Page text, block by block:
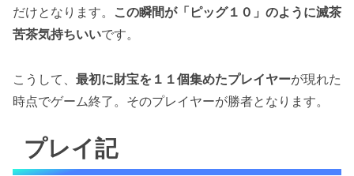
だけとなります。 この瞬間が「ピッグ１０」のように滅茶
苦茶気持ちいいです。
こうして、 最初に財宝を１１個集めたプレイヤーが現れた
時点でゲーム終了。そのプレイヤーが勝者となります。
プレイ記